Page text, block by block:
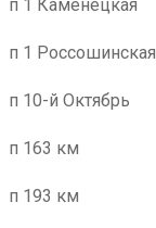
п 1 Каменецкая
п 1 Россошинская
п 10-й Октябрь
п 163 км
п 193 км